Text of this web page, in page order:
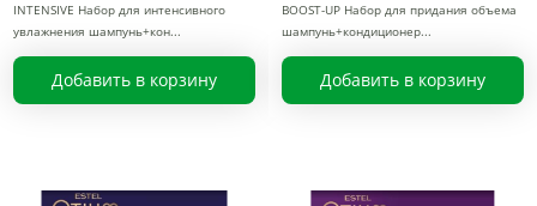
INTENSIVE Набор для интенсивного
увлажнения шампунь+кон
Добавить в корзину
BOOST-UP Набор для придания объема
шампунь+кондиционер
Добавить в корзину